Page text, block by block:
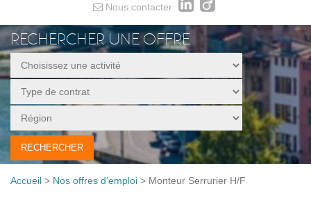
Nous contacter
RECHERCHER UNE OFFRE
Accueil > Nos offres d’emploi > Monteur Serrurier H/F